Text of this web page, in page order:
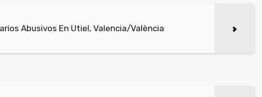
Abusivos En Utiel, Valencia/València